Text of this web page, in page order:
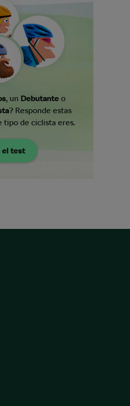
, un Debutante o
? Responde estas
tipo de ciclista eres.
el test